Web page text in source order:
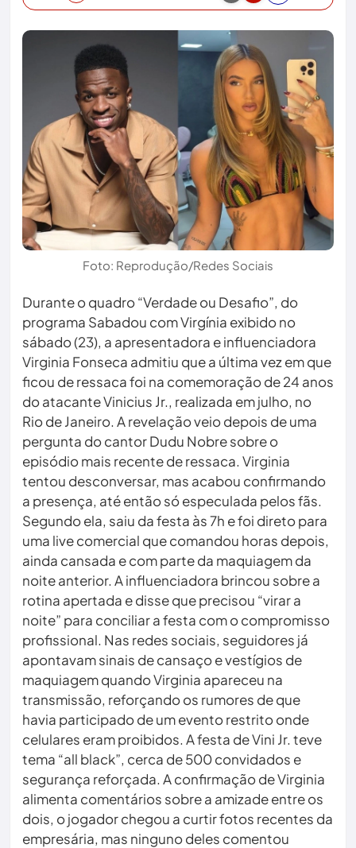
Foto: Reprodução/Redes Sociais
Durante o quadro “Verdade ou Desafio”, do
programa Sabadou com Virgínia exibido no
sábado (23), a apresentadora e influenciadora
Virginia Fonseca admitiu que a última vez em que
ficou de ressaca foi na comemoração de 24 anos
do atacante Vinicius Jr., realizada em julho, no
Rio de Janeiro. A revelação veio depois de uma
pergunta do cantor Dudu Nobre sobre o
episódio mais recente de ressaca. Virginia
tentou desconversar, mas acabou confirmando
a presença, até então só especulada pelos fãs.
Segundo ela, saiu da festa às 7h e foi direto para
uma live comercial que comandou horas depois,
ainda cansada e com parte da maquiagem da
noite anterior. A influenciadora brincou sobre a
rotina apertada e disse que precisou “virar a
noite” para conciliar a festa com o compromisso
profissional. Nas redes sociais, seguidores já
apontavam sinais de cansaço e vestígios de
maquiagem quando Virginia apareceu na
transmissão, reforçando os rumores de que
havia participado de um evento restrito onde
celulares eram proibidos. A festa de Vini Jr. teve
tema “all black”, cerca de 500 convidados e
segurança reforçada. A confirmação de Virginia
alimenta comentários sobre a amizade entre os
dois, o jogador chegou a curtir fotos recentes da
empresária, mas ninguno deles comentou